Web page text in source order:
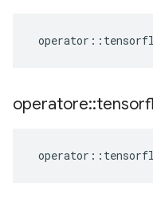
operator ::
operatore::
operator ::